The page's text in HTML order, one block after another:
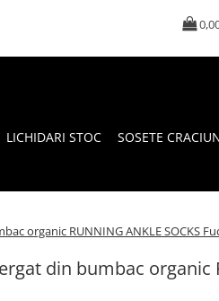
LICHIDARI STOC SOSETE
organic RUNNING ANKLE SOCKS
din bumbac organic